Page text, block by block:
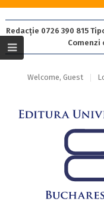
Redacție 0726 390 815
Comenzi
Welcome, Guest